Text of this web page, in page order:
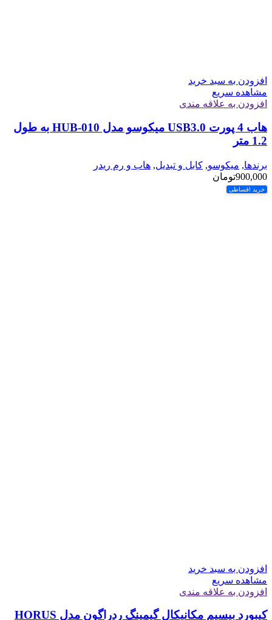
افزودن به سبد خرید
مشاهده سریع
افزودن به علاقه مندی
هاب 4 پورت USB3.0 میکوسو مدل HUB-010 به طول
1.2 متر
برندها, میکوسو, کابل و تبدیل, هاب و رم ریدر
900,000تومان
خرید اقساطی
افزودن به سبد خرید
مشاهده سریع
افزودن به علاقه مندی
کیبورد بیسیم مکانیکال گیمینگ ردراگون مدل HORUS